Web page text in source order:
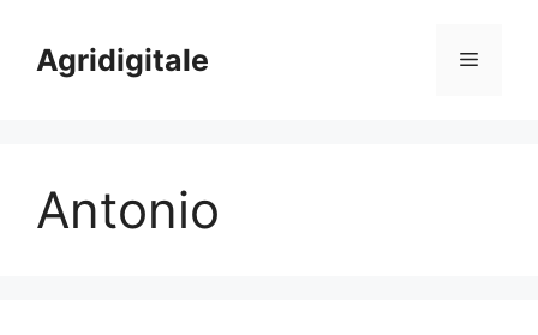
contentAgridigitale Menu
Antonio